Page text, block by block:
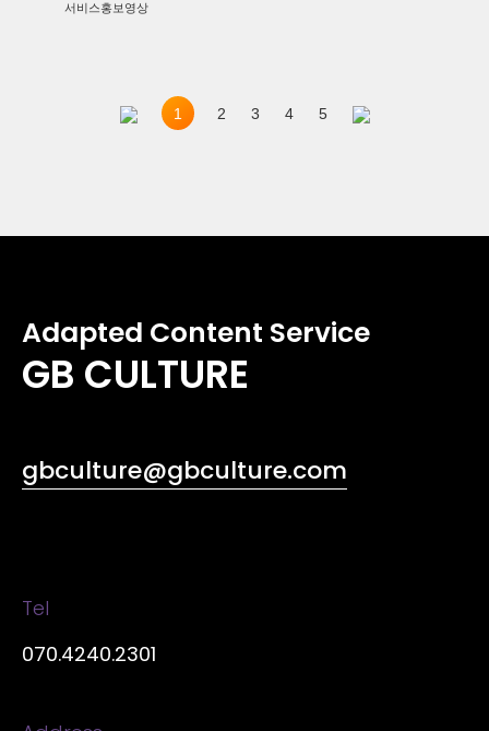
서비스홍보영상
1 2 3 4 5
Adapted Content Service
GB CULTURE
gbculture@gbculture.com
Tel
070.4240.2301